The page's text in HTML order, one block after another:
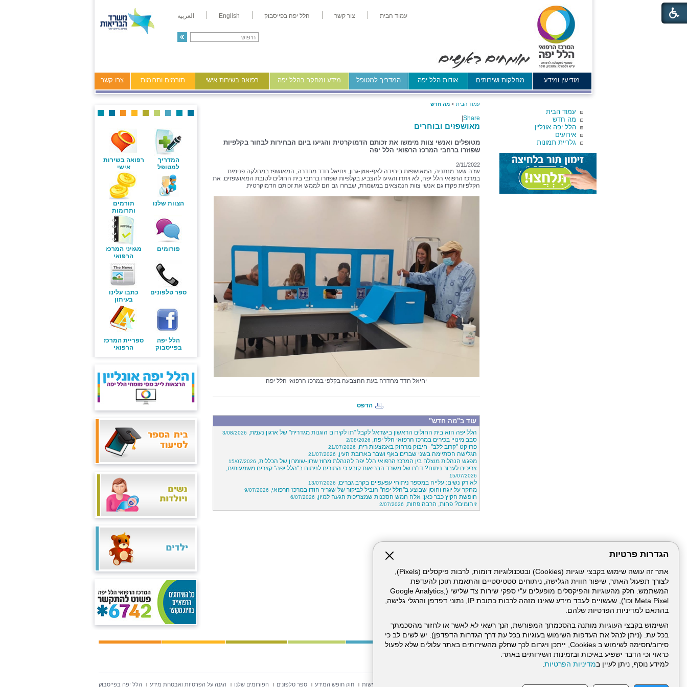
הגדרות פרטיות
אתר זה עושה שימוש בקבצי עוגיות (Cookies) ובטכנולוגיות דומות, לרבות פיקסלים (Pixels),
לצורך תפעול האתר, שיפור חווית הגלישה, ניתוחים סטטיסטיים והתאמת תוכן להעדפת
המשתמש. חלק מהעוגיות והפיקסלים מופעלים ע"י ספקי שירות צד שלישי (Google Analytics,
Meta Pixel וכו'), שעשויים לעבד מידע שאינו מזהה לרבות כתובת IP, נתוני דפדפן והרגלי גלישה,
בהתאם למדיניות הפרטיות שלהם.
השימוש בקבצי העוגיות מותנה בהסכמתך המפורשת, הנך רשאי לא לאשר או לחזור מהסכמתך
בכל עת. (ניתן לנהל את העדפות השימוש בעוגיות בכל עת דרך הגדרות הדפדפן). יש לשים לב כי
סירוב/חסימה לשימוש ב Cookies, ייתכן ויגרום לכך שחלק מהשירותים באתר עלולים שלא לפעול
כראוי וכי הדבר ישפיע באיכות ובזמינות השירותים באתר.
למידע נוסף, ניתן לעיין במדיניות הפרטיות.
עמוד הבית צור קשר הלל יפה בפייסבוק English العربية
מודיעין ומידע מחלקות ושירותים אודות הלל יפה המדריך למטופל מידע ומחקר בהלל יפה רפואה בשירות אישי תורמים ותרומות צרו קשר
עמוד הבית
מה חדש
הלל יפה אונליין
אירועים
גלריית תמונות
עמוד הבית > מה חדש
Share
מאושפזים ובוחרים
מטופלים ואנשי צוות מימשו את זכותם הדמוקרטית והגיעו ביום הבחירות לבחור בקלפיות
שפוזרו ברחבי המרכז הרפואי הלל יפה
2/11/2022
שרה שער מנתניה, המאושפזת ביחידה לאף-אוזן-גרון, ויחיאל חדד מחדרה, המאושפז במחלקה פנימית
במרכז הרפואי הלל יפה, לא ויתרו והגיעו להצביע בקלפיות שפוזרו ברחבי בית החולים לטובת המאושפזים. את
הקלפיות פקדו גם אנשי צוות הנמצאים במשמרת, שבחרו גם הם לממש את זכותם הדמוקרטית.
יחיאל חדד מחדרה בעת ההצבעה בקלפי במרכז הרפואי הלל יפה
הדפס
עוד ב"מה חדש"
הלל יפה הוא בית החולים הראשון בישראל לקבל "תו לקידום הוגנות מגדרית" של ארגון נעמת, 3/08/2026
סבב מינויי בכירים במרכז הרפואי הלל יפה, 2/08/2026
פרויקט "קרוב ללב"- חיבוק מרחוק באמצעות ריח, 21/07/2026
הגלישה הסתיימה בשני שברים באף ושבר בארובת העין, 21/07/2026
מפגש הנהלות מוצלח בין המרכז הרפואי הלל יפה להנהלת מחוז שרון-שומרון של הכללית, 15/07/2026
צריכים לעבור ניתוח? דו"ח של משרד הבריאות קובע כי התורים לניתוח ב"הלל יפה" קצרים משמעותית,
15/07/2026
לא רק נשים: עלייה במספר ניתוחי עפעפיים בקרב גברים, 13/07/2026
מחקר על יוגה וחוסן שבוצע ב"הלל יפה" הוביל לביקור של שגריר הודו במרכז הרפואי, 9/07/2026
חופשת הקיץ כבר כאן: אלה חמש הסכנות שמצריכות הגעה למיון, 6/07/2026
זיהומים? פחות, הרבה פחות, 2/07/2026
המדריך
למטופל
רפואה בשירות
אישי
הצוות שלנו
תורמים
ותרומות
פורומים
מגזיני המרכז
הרפואי
ספר טלפונים
כתבו עלינו
בעיתון
הלל יפה
בפייסבוק
ספריית המרכז
הרפואי
דרונט
הצהרת נגישות חוק חופש המידע ספר טלפונים הפורומים שלנו הגנה על הפרטיות ואבטחת מידע הלל יפה בפייסבוק